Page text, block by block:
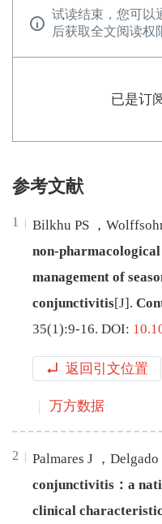
试读结束，您可以
后获取全文阅读权
已是订
参考文献
1 Bilkhu PS ，
non-
management of
conjunctivitis[J] .
35(1):9-16. DOI:
返回引文位置
万方数据
2 Palmares J ， Delgado
conjunctivitis：a
clinical